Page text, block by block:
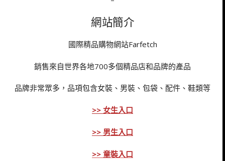
網站簡介
國際精品購物網站Farfetch
銷售來自世界各地700多個精品店和品牌的產品
品牌非常眾多，品項包含女裝、男裝、包袋、配件、鞋類等
>> 女生入口
>> 男生入口
>> 童裝入口